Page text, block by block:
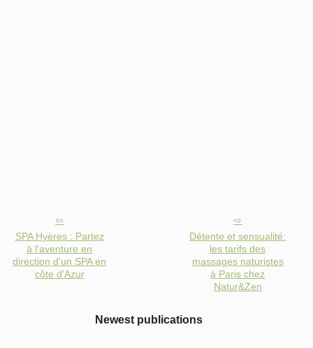
SPA Hyères : Partez
à l'aventure en
direction d'un SPA en
côte d'Azur
Détente et sensualité:
les tarifs des
massages naturistes
à Paris chez
Natur&Zen
Newest publications